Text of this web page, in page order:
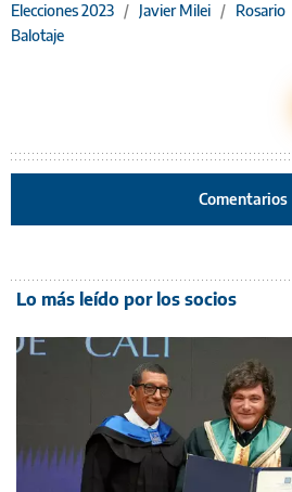
Elecciones 2023 / Javier Milei / Rosario
Balotaje
Comentarios
Lo más leído por los socios